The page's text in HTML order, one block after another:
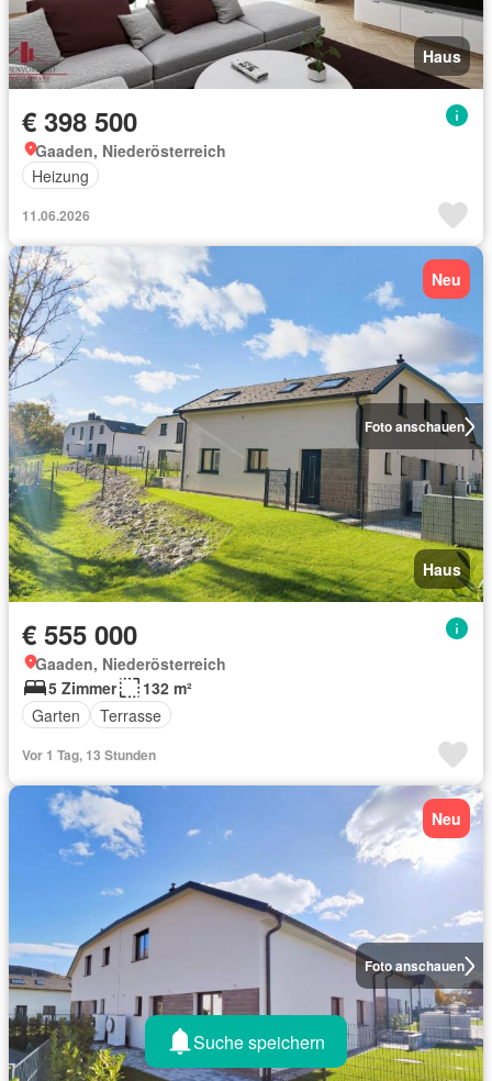
Haus
€ 398 500
Gaaden, Niederösterreich
Heizung
11.06.2026
Foto anschauen
Neu
Haus
€ 555 000
Gaaden, Niederösterreich
5 Zimmer
132 m²
Garten
Terrasse
Vor 1 Tag, 13 Stunden
Foto anschauen
Neu
Suche speichern